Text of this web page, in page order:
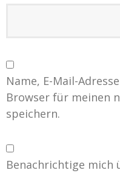
Name, E-Mail-
Browser für meinen
speichern.
Benachrichtige mich